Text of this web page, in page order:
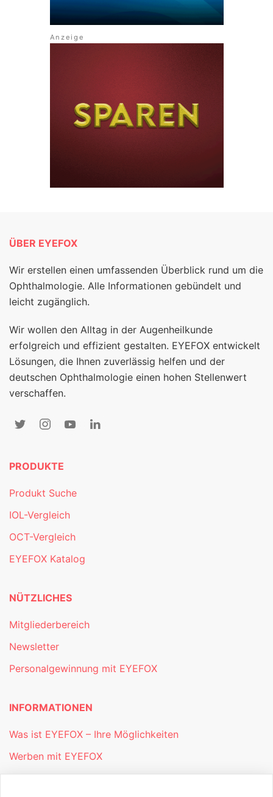
ÜBER EYEFOX
Wir erstellen einen umfassenden Überblick rund um die
Ophthalmologie. Alle Informationen gebündelt und
leicht zugänglich.
Wir wollen den Alltag in der Augenheilkunde
erfolgreich und effizient gestalten. EYEFOX entwickelt
Lösungen, die Ihnen zuverlässig helfen und der
deutschen Ophthalmologie einen hohen Stellenwert
verschaffen.
PRODUKTE
Produkt Suche
IOL-Vergleich
OCT-Vergleich
EYEFOX Katalog
NÜTZLICHES
Mitgliederbereich
Newsletter
Personalgewinnung mit EYEFOX
INFORMATIONEN
Was ist EYEFOX – Ihre Möglichkeiten
Werben mit EYEFOX
Kontakt